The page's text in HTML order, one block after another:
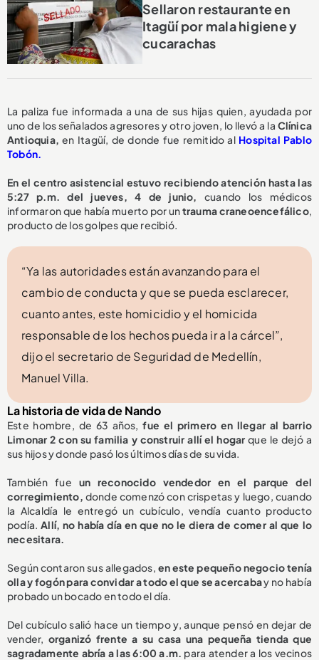
Sellaron restaurante en
Itagüí por mala higiene y
cucarachas
La paliza fue informada a una de sus hijas quien, ayudada por
uno de los señalados agresores y otro joven, lo llevó a la Clínica
Antioquia, en Itagüí, de donde fue remitido al Hospital Pablo
Tobón.
En el centro asistencial estuvo recibiendo atención hasta las
5:27 p.m. del jueves, 4 de junio, cuando los médicos
informaron que había muerto por untrauma craneoencefálico,
producto de los golpes que recibió.
“Ya las autoridades están avanzando para el
cambio de conducta y que se pueda esclarecer,
cuanto antes, este homicidio y el homicida
responsable de los hechos pueda ir a la cárcel”,
dijo el secretario de Seguridad de Medellín,
Manuel Villa.
La historia de vida de Nando
Este hombre, de 63 años,fue el primero en llegar al barrio
Limonar 2 con su familia y construir allí el hogar que le dejó a
sus hijos y donde pasó los últimos días de su vida.
También fue un reconocido vendedor en el parque del
corregimiento, donde comenzó con crispetas y luego, cuando
la Alcaldía le entregó un cubículo, vendía cuanto producto
podía. Allí, no había día en que no le diera de comer al que lo
necesitara.
Según contaron sus allegados, en este pequeño negocio tenía
olla y fogón para convidar a todo el que se acercabay no había
probado un bocado en todo el día.
Del cubículo salió hace un tiempo y, aunque pensó en dejar de
vender, organizó frente a su casa una pequeña tienda que
sagradamente abría a las 6:00 a.m. para atender a los vecinos